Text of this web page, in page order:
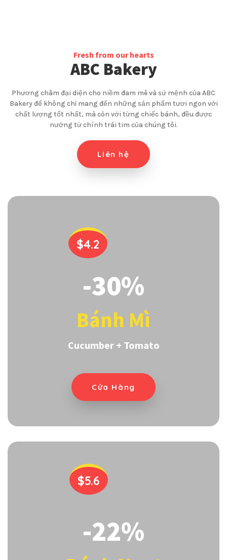
Fresh from our hearts
ABC Bakery
Phương châm đại diện cho niềm đam mê và sứ mệnh của ABC
Bakery để không chỉ mang đến những sản phẩm tươi ngon với
chất lượng tốt nhất, mà còn với từng chiếc bánh, đều được
nướng từ chính trái tim của chúng tôi.
Liên hệ
$4.2
-30%
Bánh Mì
Cucumber + Tomato
Cửa Hàng
$5.6
-22%